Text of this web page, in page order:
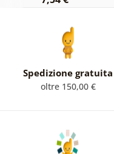
Spedizione gratuita
oltre 150,00 €